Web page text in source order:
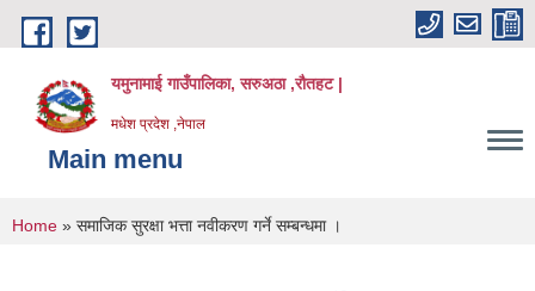
Skip to main content
यमुनामाई गाउँपालिका, सरुअठा ,रौतहट |
मधेश प्रदेश ,नेपाल
Main menu
You are here
Home » समाजिक सुरक्षा भत्ता नवीकरण गर्ने सम्बन्धमा ।